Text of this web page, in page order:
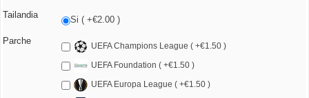
Tailandia Si ( +€2.00 )
Parche
UEFA Champions League ( +€1.50 )
UEFA Foundation ( +€1.50 )
UEFA Europa League ( +€1.50 )